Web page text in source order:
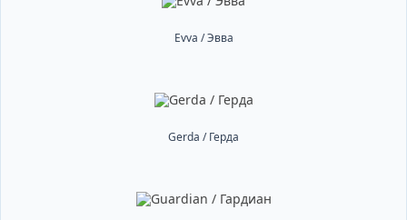
Evva / Эвва
Gerda / Герда